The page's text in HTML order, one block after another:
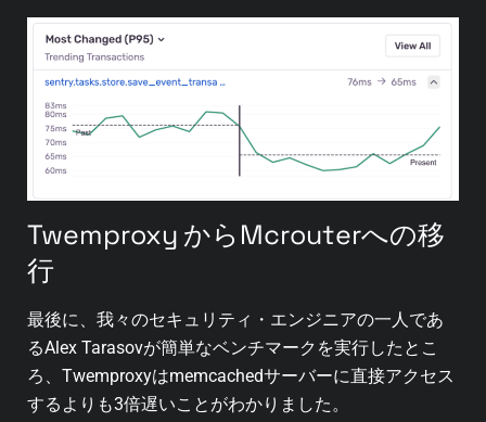
Twemproxy からMcrouterへの移
行
最後に、我々のセキュリティ・エンジニアの一人であ
るAlex Tarasovが簡単なベンチマークを実行したとこ
ろ、Twemproxyはmemcachedサーバーに直接アクセス
するよりも3倍遅いことがわかりました。